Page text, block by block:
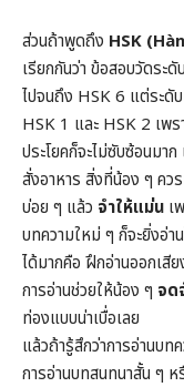
ส่วนถ้าพูดถึง HSK
เรียกกันว่า ข้อสอบวัดระ
ไปจนถึง HSK 6 แต่ระดั
HSK 1 และ HSK 2 เพร
ประโยคก็จะไม่ซับซ้อนมา
สั่งอาหาร สิ่งที่น้อง ๆ คว
บ่อย ๆ แล้ว จำให้แม่น เ
บทความใหม่ ๆ ก็จะยิ่งอ่า
ได้มากคือ ฝึกอ่านออกเสีย
การอ่านช่วยให้น้อง ๆ จด
ท่องแบบน่าเบื่อเลย
แล้วถ้ารู้สึกว่าการอ่านบท
การอ่านบทสนทนาสั้น ๆ ห